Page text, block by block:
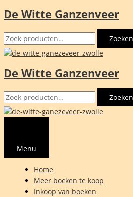
Ga
de
inhoud
De Witte Ganzenveer
Zoeken
naar:
Zoeken
De Witte Ganzenveer
Zoeken
naar:
Zoeken
Menu
Home
Meer boeken te koop
Inkoop van boeken